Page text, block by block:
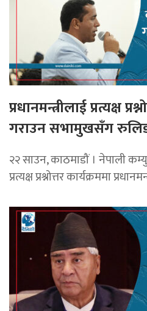
प्रधानमन्त्रीलाई प्रत्यक्ष
गराउन सभामुखसँग
२२ साउन, काठमाडौं । नेपाली
प्रत्यक्ष प्रश्नोत्तर कार्यक्रममा